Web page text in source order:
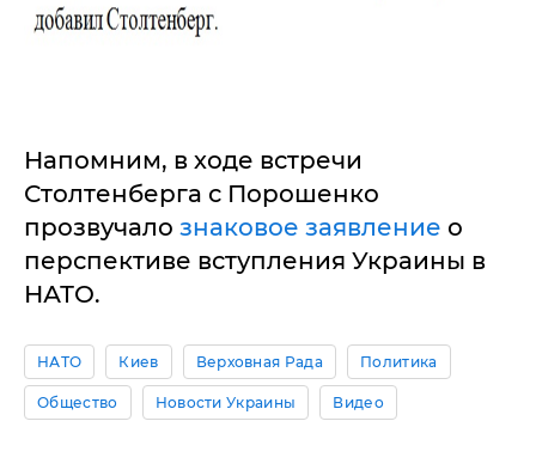
Напомним, в ходе встречи
Столтенберга с Порошенко
прозвучало знаковое заявление о
перспективе вступления Украины в
НАТО.
НАТО Киев Верховная Рада Политика
Общество Новости Украины Видео